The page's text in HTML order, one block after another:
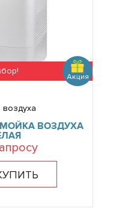
МОЙКА ВОЗДУХА